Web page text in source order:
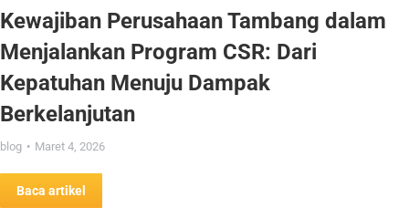
Kewajiban Perusahaan Tambang dalam
Menjalankan Program CSR: Dari
Kepatuhan Menuju Dampak
Berkelanjutan
blog Maret 4, 2026
Baca artikel